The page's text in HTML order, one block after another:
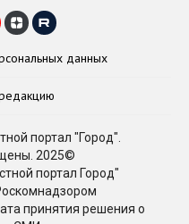
данных
портал "Город".
2025©
портал Город"
принятия решения о